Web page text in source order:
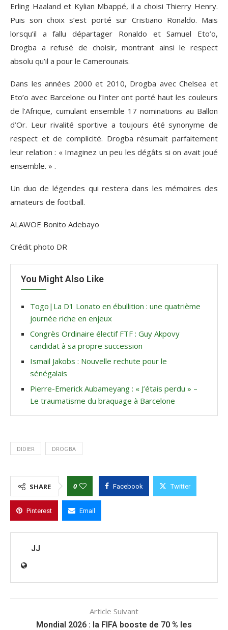
Erling Haaland et Kylian Mbappé, il a choisi Thierry Henry.
Puis son choix s’est porté sur Cristiano Ronaldo. Mais
lorsqu’il a fallu départager Ronaldo et Samuel Eto’o,
Drogba a refusé de choisir, montrant ainsi le respect
absolu qu’il a pour le Camerounais.
Dans les années 2000 et 2010, Drogba avec Chelsea et
Eto’o avec Barcelone ou l’Inter ont porté haut les couleurs
de l’Afrique, cumulant ensemble 17 nominations au Ballon
d’Or. Leur rivalité sportive a toujours été synonyme de
respect et de complicité. Drogba résumait parfaitement
leur relation : « Imaginez un peu les dégâts si on avait joué
ensemble. » .
Un duo de légendes qui restera dans les mémoires des
amateurs de football.
ALAWOE Bonito Adebayo
Crédit photo DR
You Might Also Like
Togo|La D1 Lonato en ébullition : une quatrième
journée riche en enjeux
Congrès Ordinaire électif FTF : Guy Akpovy
candidat à sa propre succession
Ismail Jakobs : Nouvelle rechute pour le
sénégalais
Pierre-Emerick Aubameyang : « J’étais perdu » –
Le traumatisme du braquage à Barcelone
DIDIER DROGBA
SHARE 0 Facebook Twitter
Pinterest Email
JJ
Article Suivant
Mondial 2026 : la FIFA booste de 70 % les